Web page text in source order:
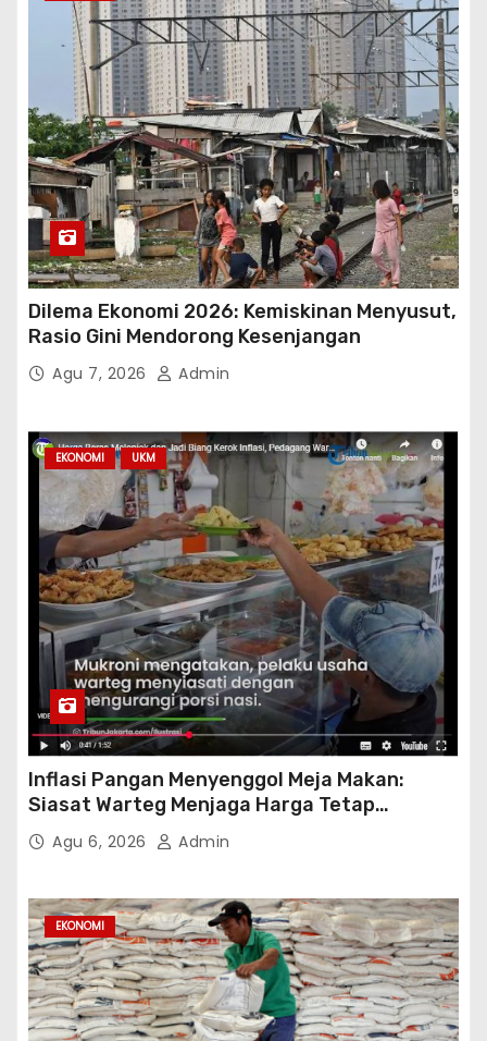
s
p
o
s
Dilema Ekonomi 2026: Kemiskinan Menyusut,
Rasio Gini Mendorong Kesenjangan
Agu 7, 2026 Admin
EKONOMI UKM
Inflasi Pangan Menyenggol Meja Makan:
Siasat Warteg Menjaga Harga Tetap
Terjangkau
Agu 6, 2026 Admin
EKONOMI